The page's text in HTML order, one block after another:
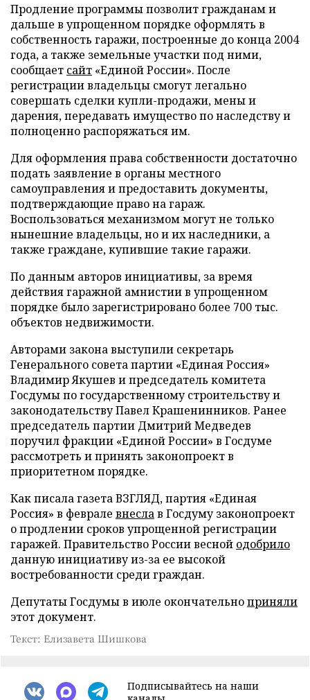
Продление программы позволит гражданам и
дальше в упрощенном порядке оформлять в
собственность гаражи, построенные до конца 2004
года, а также земельные участки под ними,
сообщает сайт «Единой России». После
регистрации владельцы смогут легально
совершать сделки купли-продажи, мены и
дарения, передавать имущество по наследству и
полноценно распоряжаться им.
Для оформления права собственности достаточно
подать заявление в органы местного
самоуправления и предоставить документы,
подтверждающие право на гараж.
Воспользоваться механизмом могут не только
нынешние владельцы, но и их наследники, а
также граждане, купившие такие гаражи.
По данным авторов инициативы, за время
действия гаражной амнистии в упрощенном
порядке было зарегистрировано более 700 тыс.
объектов недвижимости.
Авторами закона выступили секретарь
Генерального совета партии «Единая Россия»
Владимир Якушев и председатель комитета
Госдумы по государственному строительству и
законодательству Павел Крашенинников. Ранее
председатель партии Дмитрий Медведев
поручил фракции «Единой России» в Госдуме
рассмотреть и принять законопроект в
приоритетном порядке.
Как писала газета ВЗГЛЯД, партия «Единая
Россия» в феврале внеслав Госдуму законопроект
о продлении сроков упрощенной регистрации
гаражей. Правительство России весной одобрило
данную инициативу из-за ее высокой
востребованности среди граждан.
Депутаты Госдумы в июле окончательноприняли
этот документ.
Текст: Елизавета Шишкова
Подписывайтесь на наши